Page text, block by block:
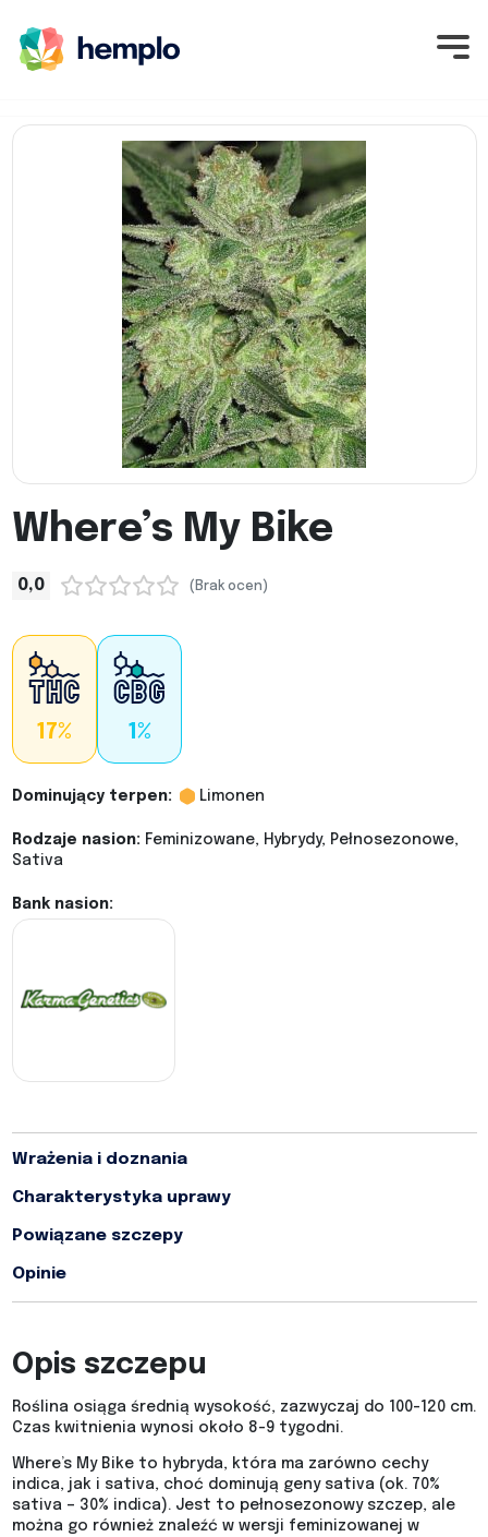
Where’s My Bike
0,0 (Brak ocen)
17% 1%
Dominujący terpen: Limonen
Rodzaje nasion: Feminizowane, Hybrydy, Pełnosezonowe,
Sativa
Bank nasion:
Wrażenia i doznania
Charakterystyka uprawy
Powiązane szczepy
Opinie
Opis szczepu
Roślina osiąga średnią wysokość, zazwyczaj do 100-120 cm.
Czas kwitnienia wynosi około 8-9 tygodni.
Where’s My Bike to hybryda, która ma zarówno cechy
indica, jak i sativa, choć dominują geny sativa (ok. 70%
sativa – 30% indica). Jest to pełnosezonowy szczep, ale
można go również znaleźć w wersji feminizowanej w